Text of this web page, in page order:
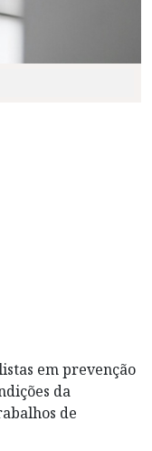
em prevenção
da
de